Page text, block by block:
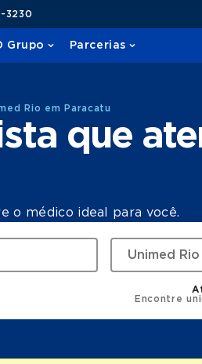
3230
Grupo Parcerias
Rio em Paracatu
que
o médico ideal para você.
Encontre